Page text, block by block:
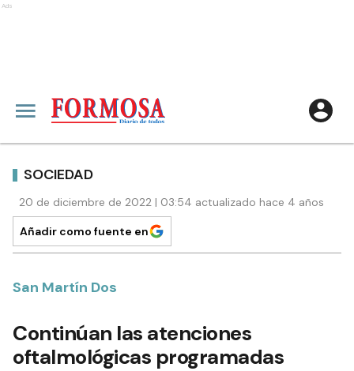
Ads
SOCIEDAD
20 de diciembre de 2022 | 03:54 actualizado hace 4 años
Añadir como fuente en
San Martín Dos
Continúan las atenciones
oftalmológicas programadas